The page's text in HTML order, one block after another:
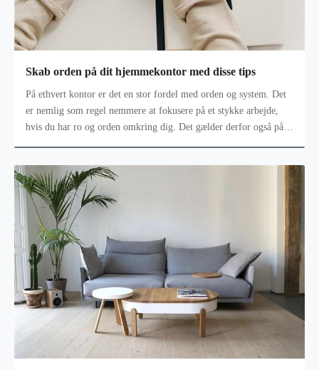
Skab orden på dit hjemmekontor med disse tips
På ethvert kontor er det en stor fordel med orden og system. Det
er nemlig som regel nemmere at fokusere på et stykke arbejde,
hvis du har ro og orden omkring dig. Det gælder derfor også på